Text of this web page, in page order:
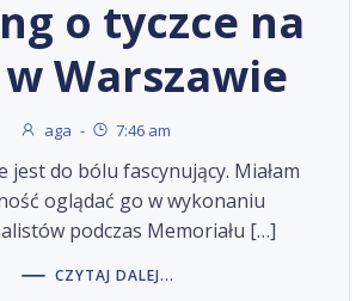
o tyczce na
w Warszawie
aga - 7:46 am
jest do bólu fascynujący. Miałam
oglądać go w wykonaniu
podczas Memoriału […]
CZYTAJ DALEJ...